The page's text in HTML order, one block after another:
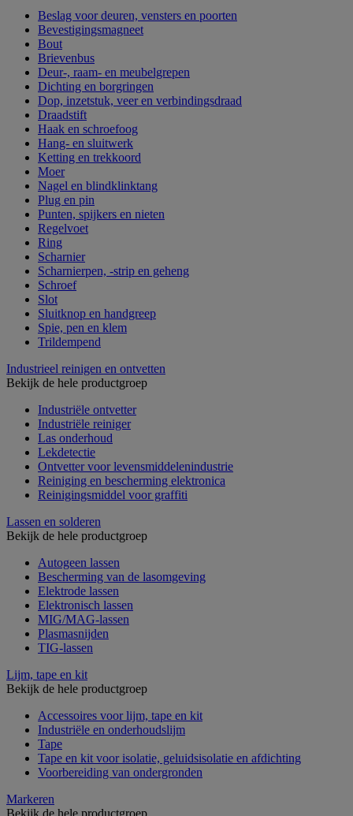
Beslag voor deuren, vensters en poorten
Bevestigingsmagneet
Bout
Brievenbus
Deur-, raam- en meubelgrepen
Dichting en borgringen
Dop, inzetstuk, veer en verbindingsdraad
Draadstift
Haak en schroefoog
Hang- en sluitwerk
Ketting en trekkoord
Moer
Nagel en blindklinktang
Plug en pin
Punten, spijkers en nieten
Regelvoet
Ring
Scharnier
Scharnierpen, -strip en geheng
Schroef
Slot
Sluitknop en handgreep
Spie, pen en klem
Trildempend
Industrieel reinigen en ontvetten
Bekijk de hele productgroep
Industriële ontvetter
Industriële reiniger
Las onderhoud
Lekdetectie
Ontvetter voor levensmiddelenindustrie
Reiniging en bescherming elektronica
Reinigingsmiddel voor graffiti
Lassen en solderen
Bekijk de hele productgroep
Autogeen lassen
Bescherming van de lasomgeving
Elektrode lassen
Elektronisch lassen
MIG/MAG-lassen
Plasmasnijden
TIG-lassen
Lijm, tape en kit
Bekijk de hele productgroep
Accessoires voor lijm, tape en kit
Industriële en onderhoudslijm
Tape
Tape en kit voor isolatie, geluidsisolatie en afdichting
Voorbereiding van ondergronden
Markeren
Bekijk de hele productgroep